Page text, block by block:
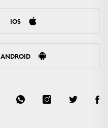
IOS
ANDROID